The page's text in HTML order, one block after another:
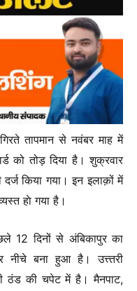
तापमान से नवंबर माह में
को तोड़ दिया है। शुक्रवार
दर्ज किया गया। इन इलाक़ों में
हाे गया है।
12 दिनों से अंबिकापुर का
नीचे बना हुआ है। उत्त्तरी
ठंड की चपेट में है। मैनपाट,